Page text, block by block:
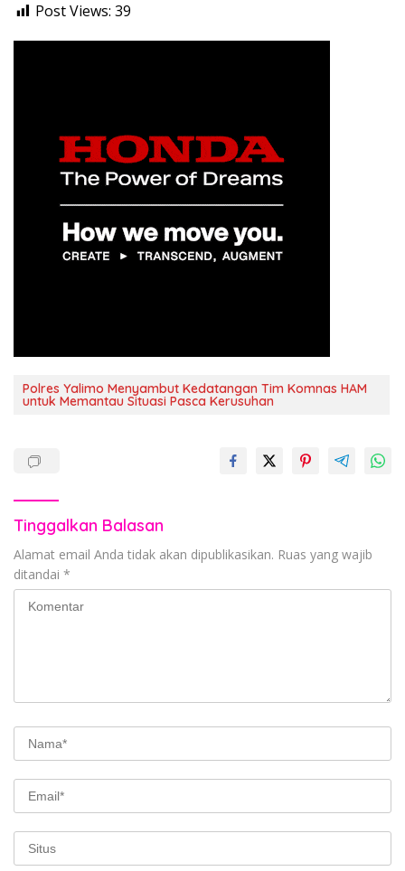
Post Views: 39
Polres Yalimo Menyambut Kedatangan Tim Komnas HAM
untuk Memantau Situasi Pasca Kerusuhan
Tinggalkan Balasan
Alamat email Anda tidak akan dipublikasikan. Ruas yang wajib
ditandai *